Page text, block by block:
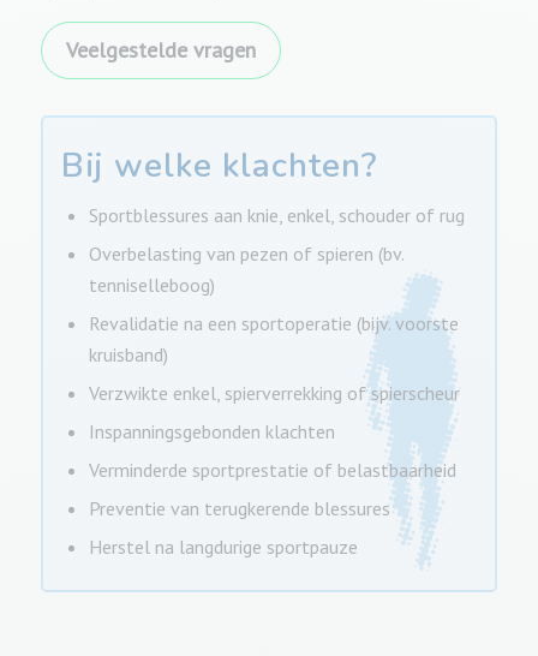
Veelgestelde vragen
Bij welke klachten?
Sportblessures aan knie, enkel, schouder of rug
Overbelasting van pezen of spieren (bv.
tenniselleboog)
Revalidatie na een sportoperatie (bijv. voorste
kruisband)
Verzwikte enkel, spierverrekking of spierscheur
Inspanningsgebonden klachten
Verminderde sportprestatie of belastbaarheid
Preventie van terugkerende blessures
Herstel na langdurige sportpauze